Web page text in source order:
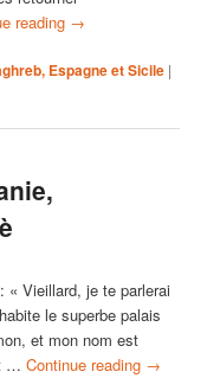
reading →
Espagne et Sicile |
« Vieillard, je te parlerai
le superbe palais
et mon nom est
…Continue reading →